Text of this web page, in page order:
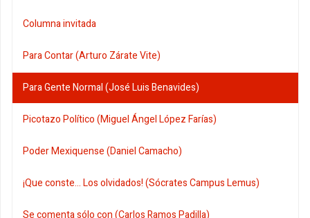
Columna invitada
Para Contar (Arturo Zárate Vite)
Para Gente Normal (José Luis Benavides)
Picotazo Político (Miguel Ángel López Farías)
Poder Mexiquense (Daniel Camacho)
¡Que conste... Los olvidados! (Sócrates Campus Lemus)
Se comenta sólo con (Carlos Ramos Padilla)